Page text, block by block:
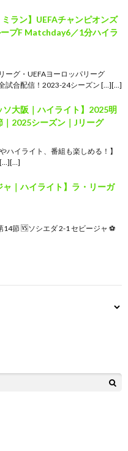
ミラン】UEFAチャンピオンズ
プF Matchday6／1分ハイラ
ーグ・UEFAヨーロッパリーグ
試合配信！2023-24シーズン […][…]
ソ大阪｜ハイライト】2025明
2025シーズン｜Jリーグ
ハイライト、番組も楽しめる！】
[…][…]
ャ｜ハイライト】ラ・リーガ
節 🆚ソシエダ 2-1 セビージャ ⚽